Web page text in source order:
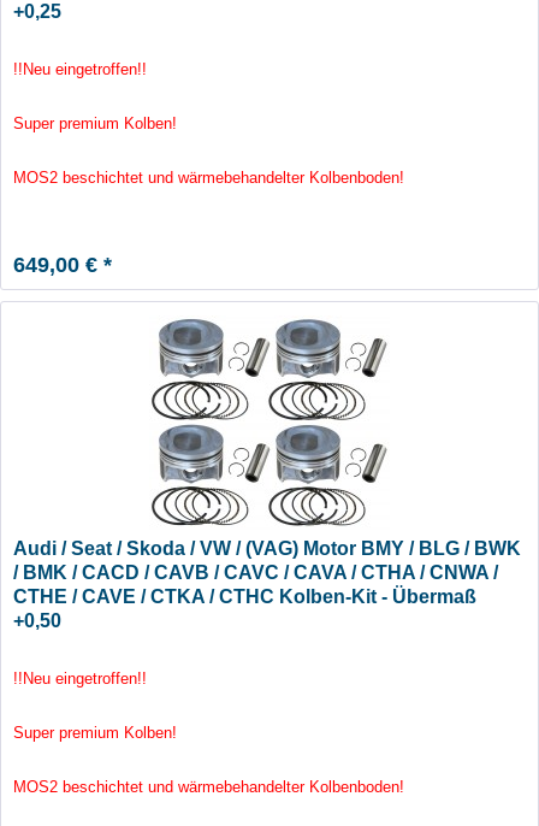
+0,25
!!Neu eingetroffen!!
Super premium Kolben!
MOS2 beschichtet und wärmebehandelter Kolbenboden!
649,00 € *
Audi / Seat / Skoda / VW / (VAG) Motor BMY / BLG / BWK
/ BMK / CACD / CAVB / CAVC / CAVA / CTHA / CNWA /
CTHE / CAVE / CTKA / CTHC Kolben-Kit - Übermaß
+0,50
!!Neu eingetroffen!!
Super premium Kolben!
MOS2 beschichtet und wärmebehandelter Kolbenboden!